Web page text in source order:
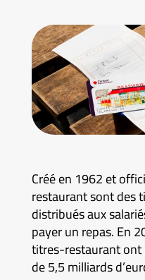
Créé en 1962 et
restaurant sont des
distribués aux
payer un repas. En
titres-restaurant
de 5,5 milliards